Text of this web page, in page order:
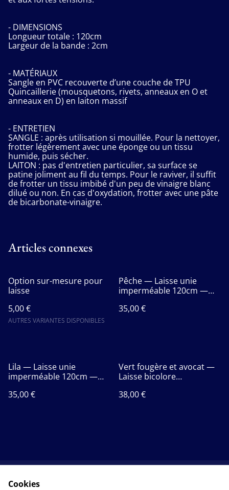
- DIMENSIONS
Longueur totale : 120cm
Largeur de la bande : 2cm
- MATÉRIAUX
Sangle en PVC recouverte d’une couche de TPU
Quincaillerie (mousquetons, rivets, anneaux en O et
anneaux en D) en laiton massif
- ENTRETIEN
SANGLE : après utilisation si mouillée. Pour la nettoyer,
frotter légèrement avec une éponge ou un tissu
humide, puis sécher.
LAITON : pas d'entretien particulier, sa surface se
patine joliment au fil du temps. Pour le raviver, il suffit
de frotter un tissu imbibé d'un peu de vinaigre blanc
dilué ou non. En cas d'oxydation, frotter avec une pâte
de bicarbonate-vinaigre.
Articles connexes
Option sur-mesure pour
laisse
5,00 €
AUTRES VARIANTES DISPONIBLES
Pêche — Laisse unie
imperméable 120cm —
35,00 €
Lila — Laisse unie
imperméable 120cm —
35,00 €
Vert fougère et avocat —
Laisse bicolore
URSA MAJOR
38,00 €
Cookies